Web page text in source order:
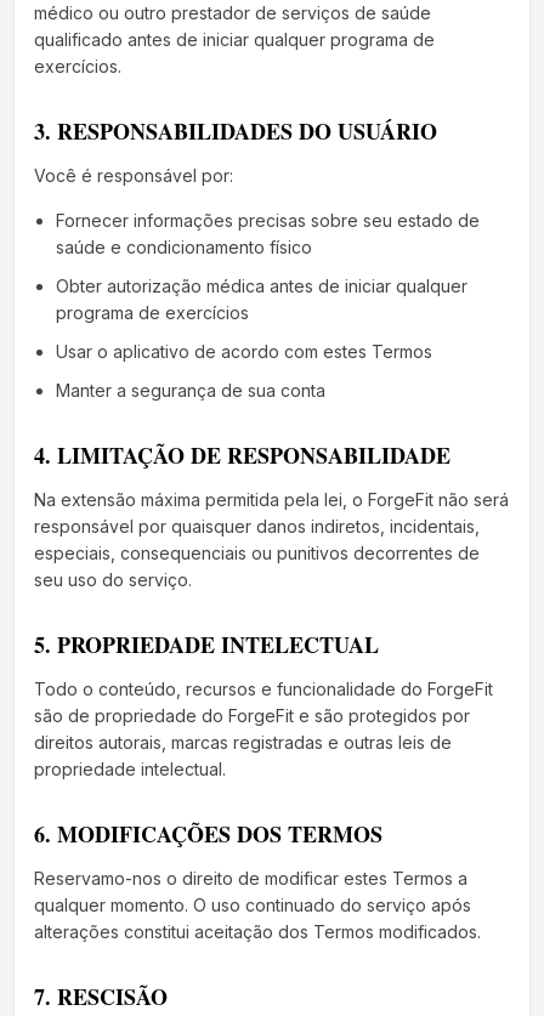
médico ou outro prestador de serviços de saúde
qualificado antes de iniciar qualquer programa de
exercícios.
3. RESPONSABILIDADES DO USUÁRIO
Você é responsável por:
Fornecer informações precisas sobre seu estado de
saúde e condicionamento físico
Obter autorização médica antes de iniciar qualquer
programa de exercícios
Usar o aplicativo de acordo com estes Termos
Manter a segurança de sua conta
4. LIMITAÇÃO DE RESPONSABILIDADE
Na extensão máxima permitida pela lei, o ForgeFit não será
responsável por quaisquer danos indiretos, incidentais,
especiais, consequenciais ou punitivos decorrentes de
seu uso do serviço.
5. PROPRIEDADE INTELECTUAL
Todo o conteúdo, recursos e funcionalidade do ForgeFit
são de propriedade do ForgeFit e são protegidos por
direitos autorais, marcas registradas e outras leis de
propriedade intelectual.
6. MODIFICAÇÕES DOS TERMOS
Reservamo-nos o direito de modificar estes Termos a
qualquer momento. O uso continuado do serviço após
alterações constitui aceitação dos Termos modificados.
7. RESCISÃO